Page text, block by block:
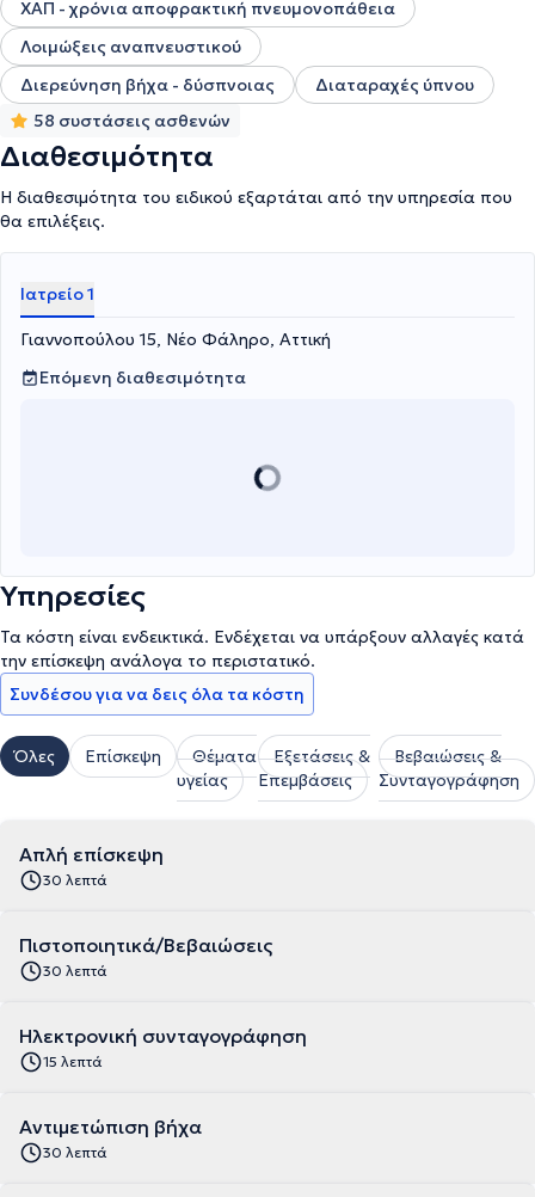
ΧΑΠ - χρόνια αποφρακτική πνευμονοπάθεια
Λοιμώξεις αναπνευστικού
Διερεύνηση βήχα - δύσπνοιας
Διαταραχές ύπνου
58 συστάσεις ασθενών
Διαθεσιμότητα
Η διαθεσιμότητα του ειδικού εξαρτάται από την υπηρεσία που
θα επιλέξεις.
Ιατρείο 1
Γιαννοπούλου 15, Νέο Φάληρο, Αττική
Επόμενη διαθεσιμότητα
Υπηρεσίες
Τα κόστη είναι ενδεικτικά. Ενδέχεται να υπάρξουν αλλαγές κατά
την επίσκεψη ανάλογα το περιστατικό.
Συνδέσου για να δεις όλα τα κόστη
Όλες Επίσκεψη
Θέματα
υγείας
Εξετάσεις &
Επεμβάσεις
Βεβαιώσεις &
Συνταγογράφηση
Απλή επίσκεψη
30 λεπτά
Πιστοποιητικά/Βεβαιώσεις
30 λεπτά
Ηλεκτρονική συνταγογράφηση
15 λεπτά
Αντιμετώπιση βήχα
30 λεπτά